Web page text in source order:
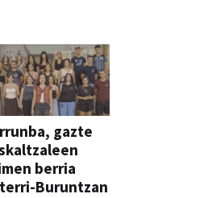
gazte
berria
Buruntzan